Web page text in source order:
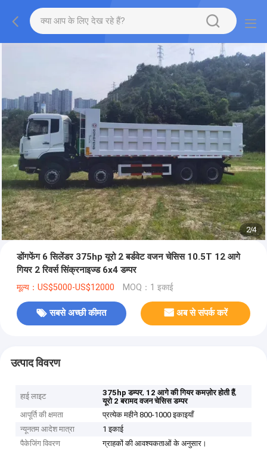
2/4
डोंगफेंग 6 सिलेंडर 375hp यूरो 2 बर्डवेट वजन चेसिस 10.5T 12 आगे
गियर 2 रिवर्स सिंक्रनाइज्ड 6x4 डम्पर
मूल्य：US$5000-US$12000 MOQ：1 इकाई
सबसे अच्छी कीमत अब से संपर्क करें
उत्पाद विवरण
हाई लाइट 375hp डम्पर, 12 आगे की गियर कमज़ोर होती हैं,
यूरो 2 बरामद वजन चेसिस डम्पर
आपूर्ति की क्षमता
प्रत्येक महीने 800-1000 इकाइयाँ
न्यूनतम आदेश मात्रा
1 इकाई
पैकेजिंग विवरण
ग्राहकों की आवश्यकताओं के अनुसार।